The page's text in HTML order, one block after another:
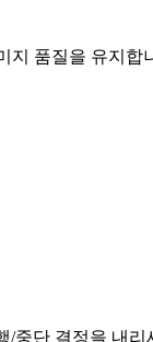
지 품질을 유지합
/중단 결정을 내리